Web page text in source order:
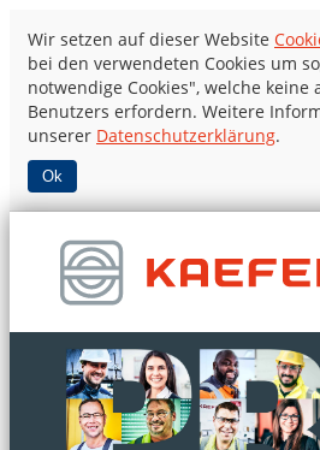
Wir setzen auf dieser Website
bei den verwendeten Cookies um
notwendige Cookies", welche keine
Benutzers erfordern. Weitere
unserer Datenschutzerklärung.
Ok